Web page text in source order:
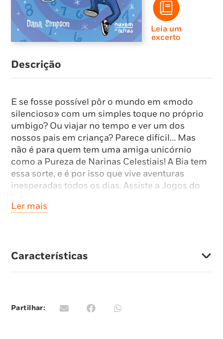
Leia um
excerto
Descrição
E se fosse possível pôr o mundo em «modo
silencioso» com um simples toque no próprio
umbigo? Ou viajar no tempo e ver um dos
nossos pais em criança? Parece difícil… Mas
não é para quem tem uma amiga unicórnio
como a Pureza de Narinas Celestiais! A Bia tem
essa sorte, e é por isso que vive aventuras
inesperadas todos os dias. Assiste a Jogos do
participa em cerimónias que premeiam os
e a Pureza, capaz de transformar qualquer dia
Ler mais
Características
Partilhar: